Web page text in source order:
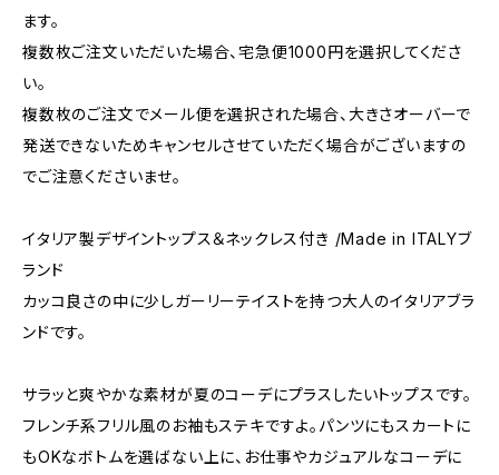
ます。
複数枚ご注文いただいた場合、宅急便1000円を選択してくださ
い。
複数枚のご注文でメール便を選択された場合、大きさオーバーで
発送できないためキャンセルさせていただく場合がございますの
でご注意くださいませ。
イタリア製デザイントップス＆ネックレス付き /Made in ITALYブ
ランド
カッコ良さの中に少しガーリーテイストを持つ大人のイタリアブラ
ンドです。
サラッと爽やかな素材が夏のコーデにプラスしたいトップスです。
フレンチ系フリル風のお袖もステキですよ。パンツにもスカートに
もOKなボトムを選ばない上に、お仕事やカジュアルなコーデに